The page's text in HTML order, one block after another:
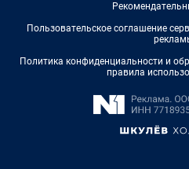
Пользовательское соглашение
Политика конфиденциальности и
правила